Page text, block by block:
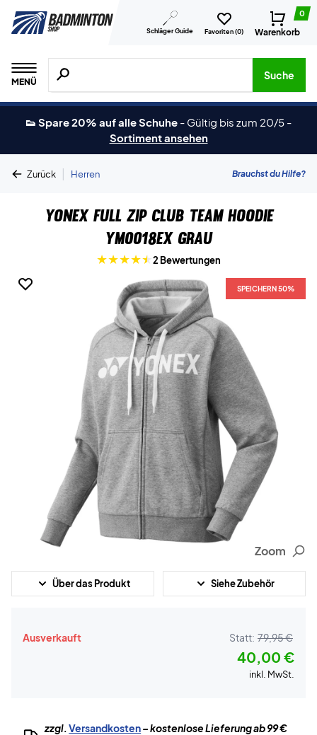
Schläger Guide Favoriten (0)
0
Warenkorb
MENÜ
Suche nach Produkten, Marken usw.
Suche
👟 Spare 20% auf alle Schuhe - Gültig bis zum 20/5 -
Sortiment ansehen
Zurück | Herren Brauchst du Hilfe?
Yonex Full Zip Club Team Hoodie
YM0018EX Grau
2 Bewertungen
SPEICHERN 50%
Zoom
Über das Produkt Siehe Zubehör
Ausverkauft Statt: 79,95 €
40,00 €
inkl. MwSt.
zzgl.Versandkosten– kostenlose Lieferung ab 99 €